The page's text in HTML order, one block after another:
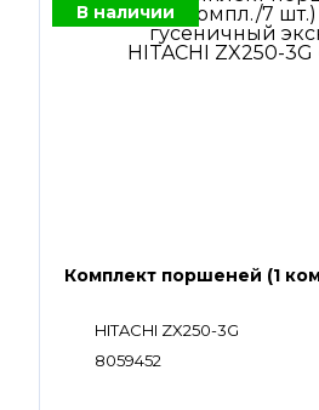
В наличии
Комплект поршеней (1
HITACHI ZX250-3G
8059452